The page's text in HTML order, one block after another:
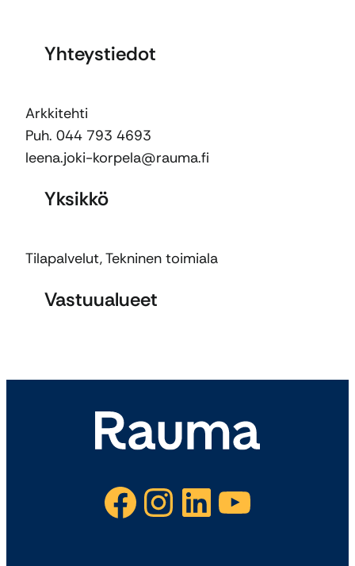
Yhteystiedot
Arkkitehti
Puh. 044 793 4693
leena.joki-korpela@rauma.fi
Yksikkö
Tilapalvelut,Tekninen toimiala
Vastuualueet
Facebook Instagram LinkedIn YouTube